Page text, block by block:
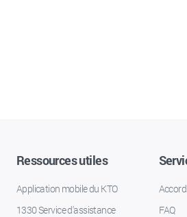
Ressources utiles
Application mobile du KTO
1330 Service d'assistance
FAQ